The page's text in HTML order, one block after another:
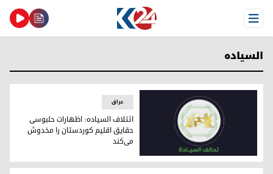
Open Menu
السیاده
ائتلاف السیاده: اظهارات حلبوسی حقایق اقلیم کوردستان
عراق
ائتلاف السیاده: اظهارات حلبوسی
حقایق اقلیم کوردستان را مخدوش
می‌کند